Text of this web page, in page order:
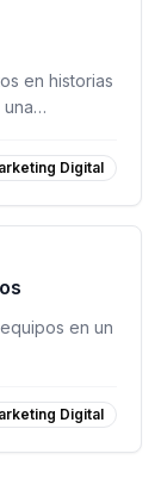
en historias
Digital
en un
Digital